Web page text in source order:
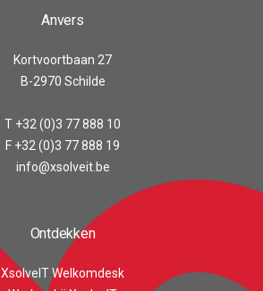
Anvers
Kortvoortbaan 27
B-2970 Schilde
T +32 (0)3 77 888 10
F +32 (0)3 77 888 19
info@xsolveit.be
Ontdekken
XsolveIT Welkomdesk